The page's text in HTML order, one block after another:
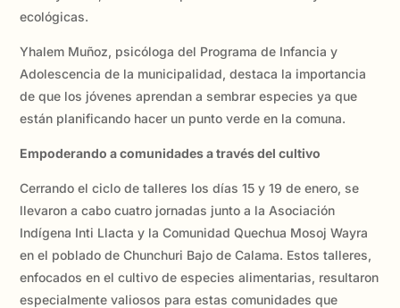
ecológicas.
Yhalem Muñoz, psicóloga del Programa de Infancia y
Adolescencia de la municipalidad, destaca la importancia
de que los jóvenes aprendan a sembrar especies ya que
están planificando hacer un punto verde en la comuna.
Empoderando a comunidades a través del cultivo
Cerrando el ciclo de talleres los días 15 y 19 de enero, se
llevaron a cabo cuatro jornadas junto a la Asociación
Indígena Inti Llacta y la Comunidad Quechua Mosoj Wayra
en el poblado de Chunchuri Bajo de Calama. Estos talleres,
enfocados en el cultivo de especies alimentarias, resultaron
especialmente valiosos para estas comunidades que